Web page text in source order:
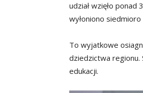
udział wzięło
wyłoniono
To wyjatkowe
dziedzictwa regionu.
edukacji.